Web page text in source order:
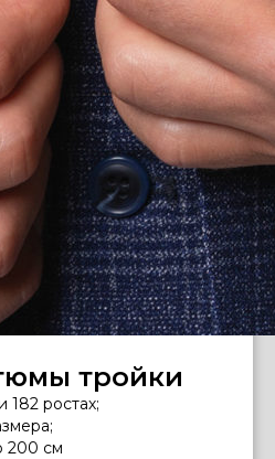
тройки
182 ростах;
200 см